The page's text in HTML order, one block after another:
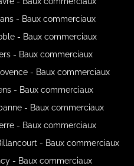
- Baux commerciaux
- Baux commerciaux
- Baux commerciaux
- Baux commerciaux
- Baux commerciaux
- Baux commerciaux
- Baux commerciaux
- Baux commerciaux
- Baux commerciaux